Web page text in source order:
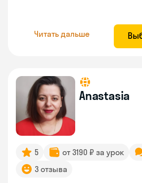
Читать дальше
Anastasia
5 от 3190 ₽ за урок
3 отзыва